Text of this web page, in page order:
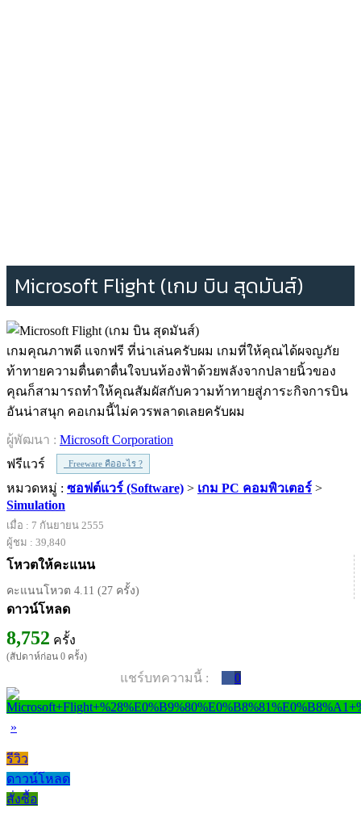
Microsoft Flight (เกม บิน สุดมันส์)
เกมคุณภาพดี แจกฟรี ที่น่าเล่นครับผม เกมที่ให้คุณได้ผจญภัย
ท้าทายความตื่นตาตื่นใจบนท้องฟ้าด้วยพลังจากปลายนิ้วของ
คุณก็สามารถทำให้คุณสัมผัสกับความท้าทายสู่ภาระกิจการบิน
อันน่าสนุก คอเกมนี้ไม่ควรพลาดเลยครับผม
ผู้พัฒนา : Microsoft Corporation
ฟรีแวร์
Freeware คืออะไร ?
หมวดหมู่ : ซอฟต์แวร์ (Software) > เกม PC คอมพิวเตอร์ >
Simulation
เมื่อ : 7 กันยายน 2555
ผู้ชม : 39,840
โหวตให้คะแนน
คะแนนโหวต 4.11 (27 ครั้ง)
ดาวน์โหลด
8,752 ครั้ง
(สัปดาห์ก่อน 0 ครั้ง)
แชร์บทความนี้ : 0
»
รีวิว
ดาวน์โหลด
สั่งซื้อ